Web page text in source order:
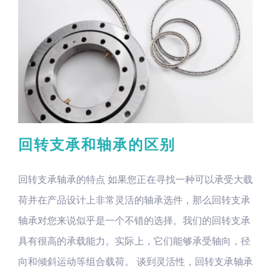
回转支承和轴承的区别
回转支承轴承的特点 如果您正在寻找一种可以承受大载
荷并在产品设计上非常灵活的轴承选件，那么回转支承
轴承对您来说似乎是一个不错的选择。我们的回转支承
具有很高的承载能力。实际上，它们能够承受轴向，径
向和倾斜运动等组合载荷。 谈到灵活性，回转支承轴承